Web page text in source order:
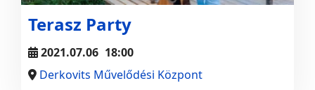
Terasz Party
2021.07.06 18:00
Derkovits Művelődési Központ